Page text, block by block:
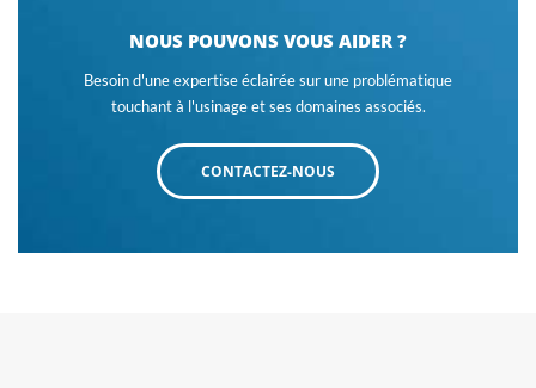
NOUS POUVONS VOUS AIDER ?
Besoin d'une expertise éclairée sur une problématique
touchant à l'usinage et ses domaines associés.
CONTACTEZ-NOUS